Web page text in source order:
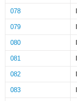
078
079
080
081
082
083